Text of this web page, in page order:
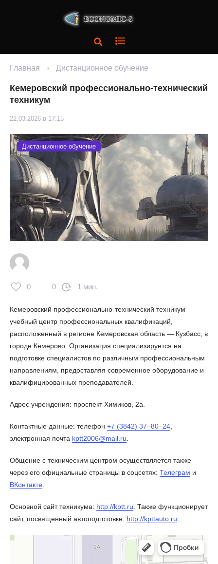
Главная › Дистанционное обучение
Кемеровский профессионально-технический
техникум
22.03.2026 в 17:15
Дистанционное обучение
0 0 1 мин.
Кемеровский профессионально-технический техникум —
учебный центр профессиональных квалификаций,
расположенный в регионе Кемеровская область — Кузбасс, в
городе Кемерово. Организация специализируется на
подготовке специалистов по различным профессиональным
направлениям, предоставляя современное оборудование и
квалифицированных преподавателей.
Адрес учреждения: проспект Химиков, 2а.
Контактные данные: телефон +7 (3842) 37–80–24
электронная почта kptt2006@mail.ru
Общение с техническим центром осуществляется также
через его официальные страницы в соцсетях: Телеграм и
ВКонтакте
Основной сайт техникума: http://kptt.ru . Также функционирует
сайт, посвященный автоподготовке: http://kpttauto.ru